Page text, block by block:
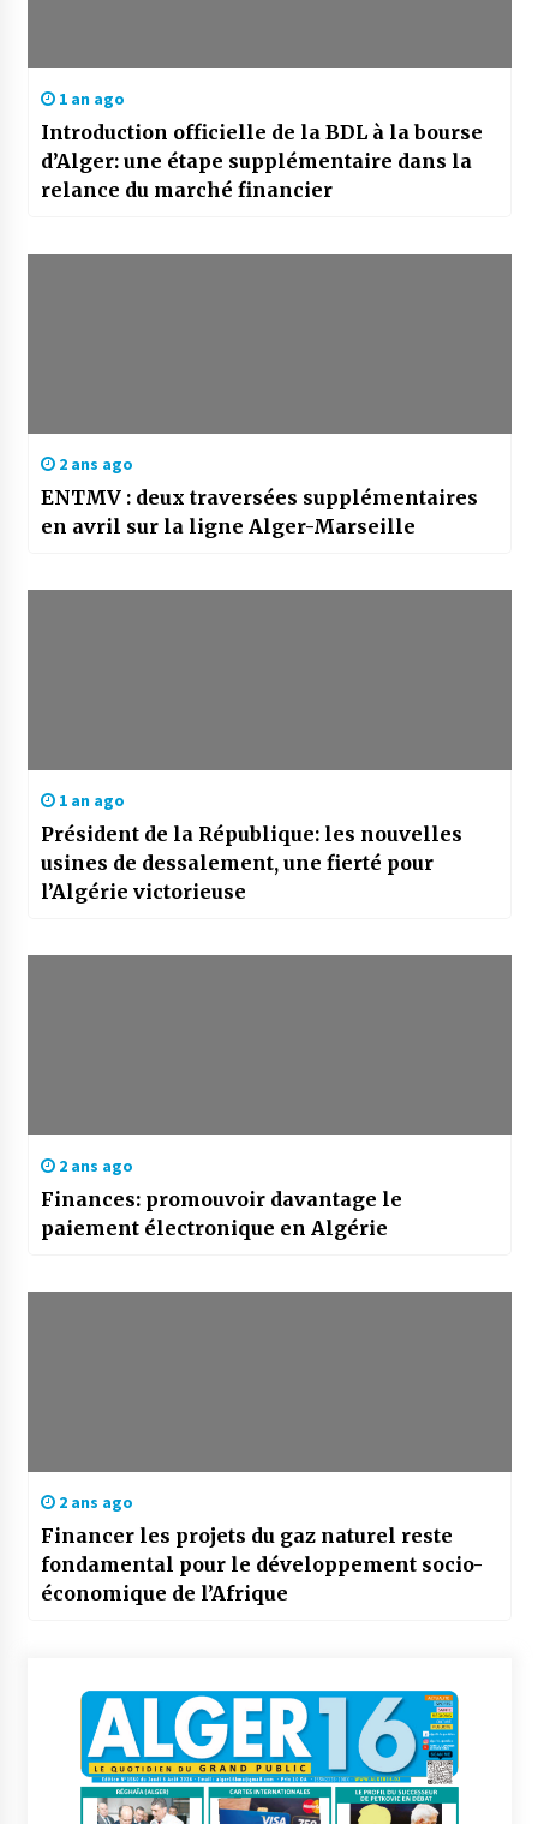
1 an ago
Introduction officielle de la BDL à la bourse
d’Alger: une étape supplémentaire dans la
relance du marché financier
2 ans ago
ENTMV : deux traversées supplémentaires
en avril sur la ligne Alger-Marseille
1 an ago
Président de la République: les nouvelles
usines de dessalement, une fierté pour
l’Algérie victorieuse
2 ans ago
Finances: promouvoir davantage le
paiement électronique en Algérie
2 ans ago
Financer les projets du gaz naturel reste
fondamental pour le développement socio-
économique de l’Afrique